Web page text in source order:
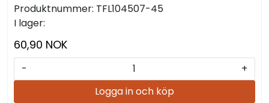
Produktnummer: TFL104507-45
I lager:
60,90 NOK
-
+
Logga in och köp